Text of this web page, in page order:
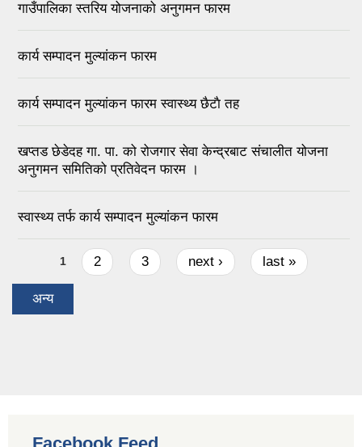
गाउँपालिका स्तरिय योजनाको अनुगमन फारम
कार्य सम्पादन मुल्यांकन फारम
कार्य सम्पादन मुल्यांकन फारम स्वास्थ्य छैटाै तह
खप्तड छेडेदह गा. पा. को रोजगार सेवा केन्द्रबाट संचालीत योजना
अनुगमन समितिको प्रतिवेदन फारम ।
स्वास्थ्य तर्फ कार्य सम्पादन मुल्यांकन फारम
Pages
1 2 3 next › last »
अन्य